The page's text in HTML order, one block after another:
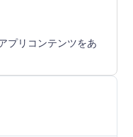
プリコンテンツをあ